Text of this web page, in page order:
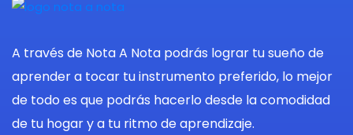
A través de Nota A Nota podrás lograr tu sueño de
aprender a tocar tu instrumento preferido, lo mejor
de todo es que podrás hacerlo desde la comodidad
de tu hogar y a tu ritmo de aprendizaje.